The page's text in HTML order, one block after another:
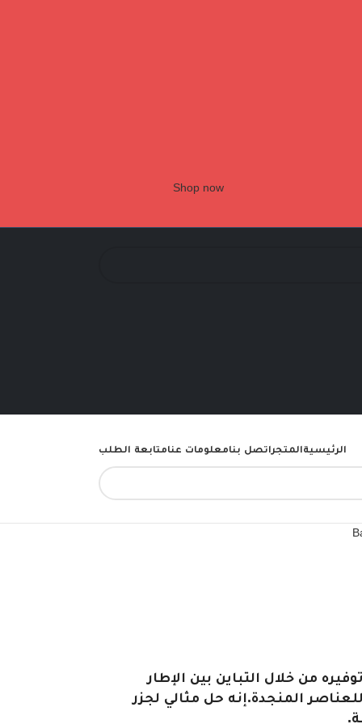
Shop now
الرئيسيةالمتجر اتصل بنامعلومات عنامتابعة الطلب
من خلال التباين بين الإطار
المنجدة.إنه حل مثالي لجزر